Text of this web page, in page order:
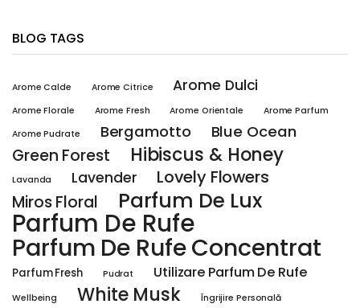
BLOG TAGS
Arome Calde Arome Citrice Arome Dulci
Arome Florale Arome Fresh Arome Orientale
Arome Parfum
Arome Pudrate
Bergamotto Blue Ocean
Green Forest Hibiscus & Honey
Lavanda Lavender Lovely Flowers
Miros Floral Parfum De Lux
Parfum De Rufe
Parfum De Rufe Concentrat
Parfum Fresh Pudrat Utilizare Parfum De Rufe
Wellbeing White Musk Îngrijire Personală